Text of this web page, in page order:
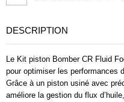
DESCRIPTION
Le Kit piston Bomber CR Fluid
pour optimiser les performances
Grâce à un piston usiné avec
améliore la gestion du flux